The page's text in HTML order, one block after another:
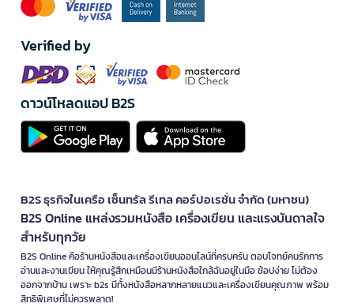
Verified by
ดาวน์โหลดแอป B2S
B2S ธุรกิจในเครือ เซ็นทรัล รีเทล คอร์ปอเรชั่น จำกัด (มหาชน)
B2S Online แหล่งรวมหนังสือ เครื่องเขียน และแรงบันดาลใจ
สำหรับทุกวัย
B2S Online คือร้านหนังสือและเครื่องเขียนออนไลน์ที่ครบครัน ตอบโจทย์คนรักการ
อ่านและงานเขียน ให้คุณรู้สึกเหมือนมีร้านหนังสือใกล้ฉันอยู่ในมือ ช้อปง่าย ไม่ต้อง
ออกจากบ้าน เพราะ b2s มีทั้งหนังสือหลากหลายแนวและเครื่องเขียนคุณภาพ พร้อม
สิทธิพิเศษที่ไม่ควรพลาด!